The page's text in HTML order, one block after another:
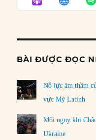
BÀI ĐƯỢC ĐỌC
Nỗ lực âm thầm
vực Mỹ Latinh
Mối nguy khi
Ukraine